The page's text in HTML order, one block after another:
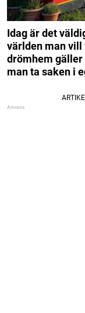
Idag är det
världen man
drömhem
man ta saken i